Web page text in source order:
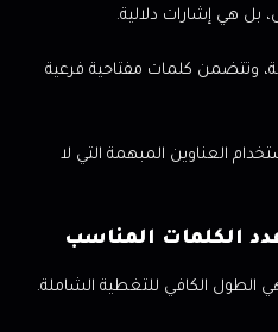
هي إشارات دلالية.
وتتضمن كلمات مفتاحية فرعية
العناوين المبهمة التي لا
الكلمات المناسب
الطول الكافي للتغطية الشاملة.